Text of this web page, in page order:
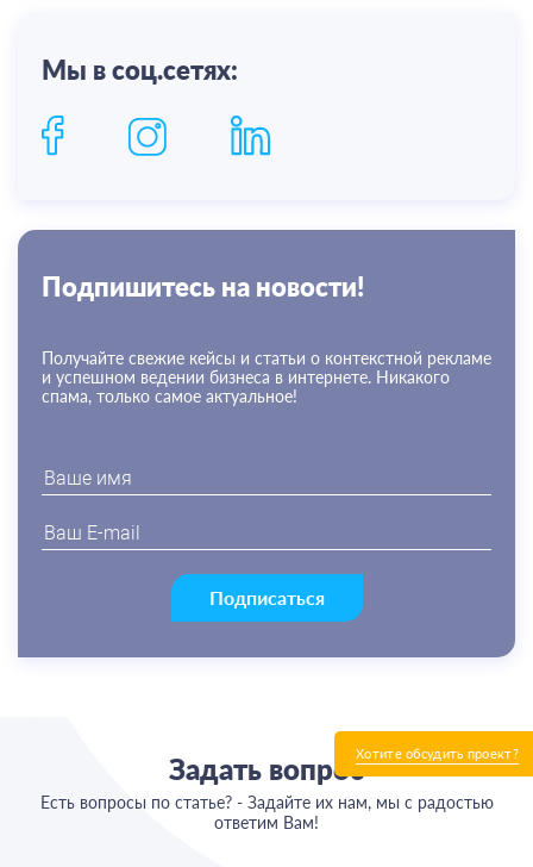
Хотите обсудить проект?
Мы в соц.сетях:
Подпишитесь на новости!
Получайте свежие кейсы и статьи о контекстной рекламе
и успешном ведении бизнеса в интернете. Никакого
спама, только самое актуальное!
Подписаться
Задать вопрос
Есть вопросы по статье? - Задайте их нам, мы с радостью
ответим Вам!